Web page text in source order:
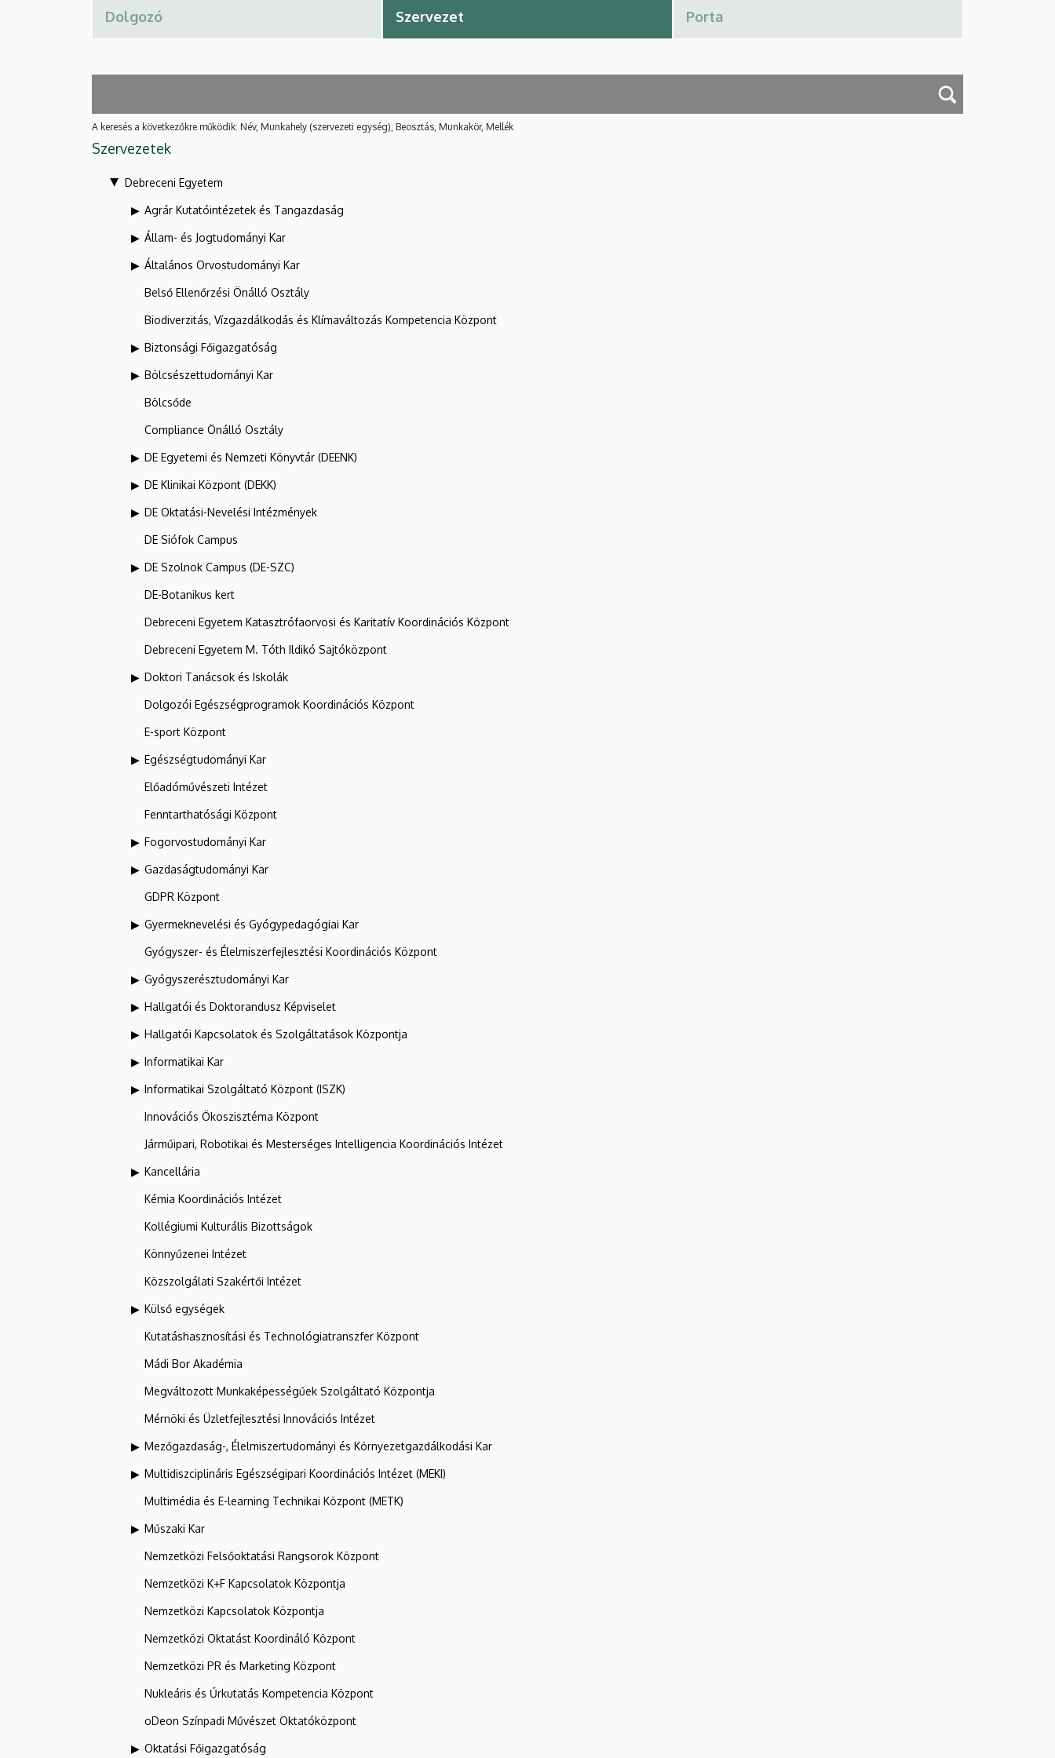
A keresés a következőkre működik: Név, Munkahely (szervezeti egység), Beosztás, Munkakör, Mellék
Szervezetek
Debreceni Egyetem
Agrár Kutatóintézetek és Tangazdaság
Állam- és Jogtudományi Kar
Általános Orvostudományi Kar
Belső Ellenőrzési Önálló Osztály
Biodiverzitás, Vízgazdálkodás és Klímaváltozás Kompetencia Központ
Biztonsági Főigazgatóság
Bölcsészettudományi Kar
Bölcsőde
Compliance Önálló Osztály
DE Egyetemi és Nemzeti Könyvtár (DEENK)
DE Klinikai Központ (DEKK)
DE Oktatási-Nevelési Intézmények
DE Siófok Campus
DE Szolnok Campus (DE-SZC)
DE-Botanikus kert
Debreceni Egyetem Katasztrófaorvosi és Karitatív Koordinációs Központ
Debreceni Egyetem M. Tóth Ildikó Sajtóközpont
Doktori Tanácsok és Iskolák
Dolgozói Egészségprogramok Koordinációs Központ
E-sport Központ
Egészségtudományi Kar
Előadóművészeti Intézet
Fenntarthatósági Központ
Fogorvostudományi Kar
Gazdaságtudományi Kar
GDPR Központ
Gyermeknevelési és Gyógypedagógiai Kar
Gyógyszer- és Élelmiszerfejlesztési Koordinációs Központ
Gyógyszerésztudományi Kar
Hallgatói és Doktorandusz Képviselet
Hallgatói Kapcsolatok és Szolgáltatások Központja
Informatikai Kar
Informatikai Szolgáltató Központ (ISZK)
Innovációs Ökoszisztéma Központ
Járműipari, Robotikai és Mesterséges Intelligencia Koordinációs Intézet
Kancellária
Kémia Koordinációs Intézet
Kollégiumi Kulturális Bizottságok
Könnyűzenei Intézet
Közszolgálati Szakértői Intézet
Külső egységek
Kutatáshasznosítási és Technológiatranszfer Központ
Mádi Bor Akadémia
Megváltozott Munkaképességűek Szolgáltató Központja
Mérnöki és Üzletfejlesztési Innovációs Intézet
Mezőgazdaság-, Élelmiszertudományi és Környezetgazdálkodási Kar
Multidiszciplináris Egészségipari Koordinációs Intézet (MEKI)
Multimédia és E-learning Technikai Központ (METK)
Műszaki Kar
Nemzetközi Felsőoktatási Rangsorok Központ
Nemzetközi K+F Kapcsolatok Központja
Nemzetközi Kapcsolatok Központja
Nemzetközi Oktatást Koordináló Központ
Nemzetközi PR és Marketing Központ
Nukleáris és Űrkutatás Kompetencia Központ
oDeon Színpadi Művészet Oktatóközpont
Oktatási Főigazgatóság